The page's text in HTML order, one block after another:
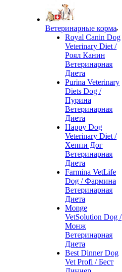
Ветеринарные корма
Royal Canin Dog
Veterinary Diet /
Роял Канин
Ветеринарная
Диета
Purina Veterinary
Diets Dog /
Пурина
Ветеринарная
Диета
Happy Dog
Veterinary Diet /
Хеппи Дог
Ветеринарная
Диета
Farmina VetLife
Dog / Фармина
Ветеринарная
Диета
Monge
VetSolution Dog /
Монж
Ветеринарная
Диета
Best Dinner Dog
Vet Profi / Бест